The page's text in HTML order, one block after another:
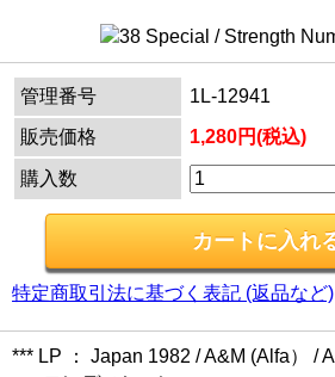
管理番号
1L-12941
販売価格
1,280円(税込)
購入数
特定商取引法に基づく表記 (返品など)
*** LP ： Japan 1982 / A&M (Alfa） /